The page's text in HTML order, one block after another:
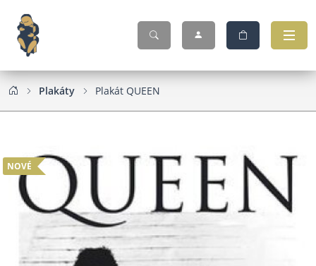
Plakáty Plakát QUEEN
NOVÉ